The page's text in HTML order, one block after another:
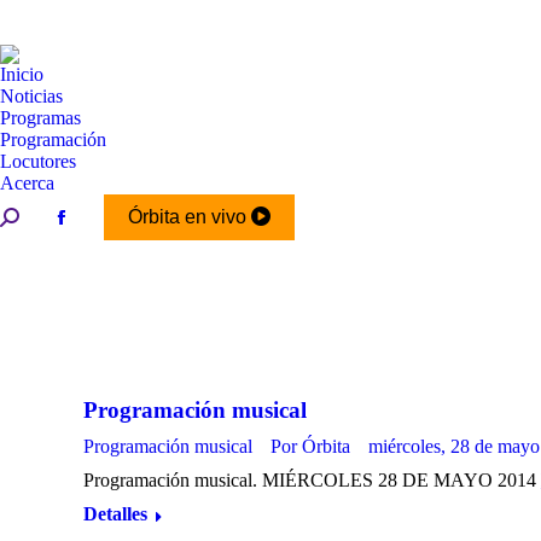
Inicio
Noticias
Programas
Programación
Locutores
Acerca
Buscar:
Facebook
Órbita en vivo
Programación musical
Programación musical PorÓrbita
miércoles, 28 de
Programación musical. MIÉRCOLES 28 DE MAYO 2014
Detalles